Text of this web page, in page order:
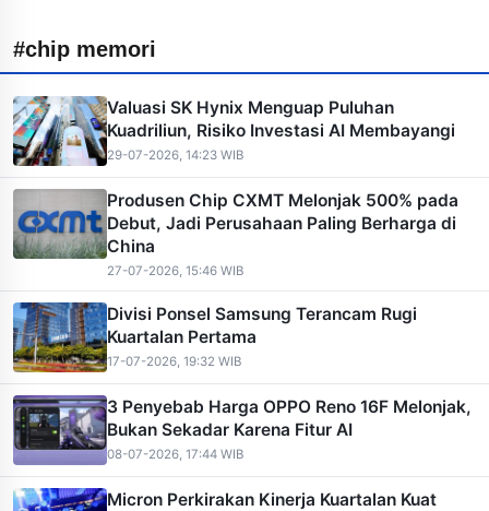
#chip memori
Valuasi SK Hynix Menguap Puluhan
Kuadriliun, Risiko Investasi AI Membayangi
29-07-2026, 14:23 WIB
Produsen Chip CXMT Melonjak 500% pada
Debut, Jadi Perusahaan Paling Berharga di
China
27-07-2026, 15:46 WIB
Divisi Ponsel Samsung Terancam Rugi
Kuartalan Pertama
17-07-2026, 19:32 WIB
3 Penyebab Harga OPPO Reno 16F Melonjak,
Bukan Sekadar Karena Fitur AI
08-07-2026, 17:44 WIB
Micron Perkirakan Kinerja Kuartalan Kuat